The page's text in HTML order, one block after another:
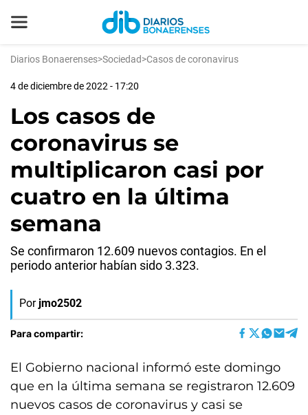
Diarios Bonaerenses>Sociedad>Casos de coronavirus
4 de diciembre de 2022 - 17:20
Los casos de
coronavirus se
multiplicaron casi por
cuatro en la última
semana
Se confirmaron 12.609 nuevos contagios. En el
periodo anterior habían sido 3.323.
Por jmo2502
Para compartir:
El Gobierno nacional informó este domingo
que en la última semana se registraron 12.609
nuevos casos de coronavirus y casi se